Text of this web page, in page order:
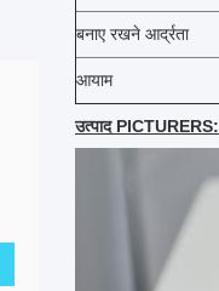
बनाए रखने आर्द्रता
आयाम
उत्पाद PICTURERS: